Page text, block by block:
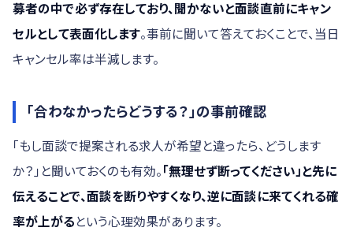
募者の中で必ず存在しており、聞かないと面談直前にキャン
セルとして表面化します。事前に聞いて答えておくことで、当日
キャンセル率は半減します。
「合わなかったらどうする？」の事前確認
「もし面談で提案される求人が希望と違ったら、どうします
か？」と聞いておくのも有効。 「無理せず断ってください」と先に
伝えることで、面談を断りやすくなり、逆に面談に来てくれる確
率が上がる という心理効果があります。